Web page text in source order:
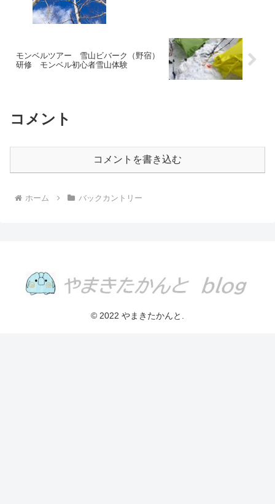
モンベルツアー 雪山ビバーク（野宿）
研修 モンベル初心者雪山体験
コメント
コメントを書き込む
ホーム バックカントリー
© 2022 やまきたかんと.